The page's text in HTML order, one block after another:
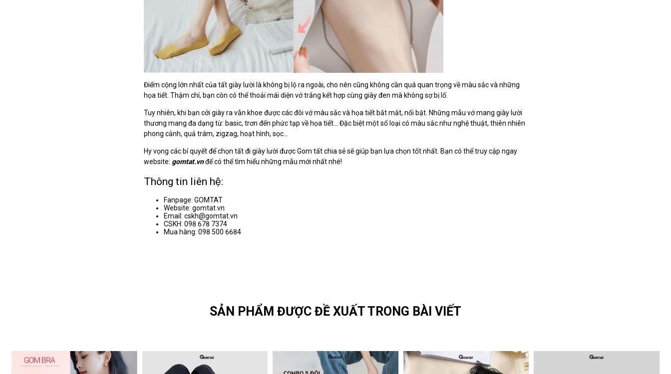
Điểm cộng lớn nhất của tất giày lười là không bị lộ ra ngoài, cho nên cũng không cần quá quan trọng về màu sắc và những
họa tiết. Thậm chí, bạn còn có thể thoải mái diện vớ trắng kết hợp cùng giày đen mà không sợ bị lố.
Tuy nhiên, khi bạn cởi giày ra vẫn khoe được các đôi vớ màu sắc và họa tiết bắt mắt, nổi bật. Những mẫu vớ mang giày lười
thương mang đa dạng từ: basic, trơn đến phức tạp về họa tiết… Đặc biệt một số loại có màu sắc như nghệ thuật, thiên nhiên
phong cảnh, quả trám, zigzag, hoạt hình, sọc…
Hy vọng các bí quyết để chọn tất đi giày lười được Gom tất chia sẻ sẽ giúp bạn lựa chọn tốt nhất. Bạn có thể truy cập ngay
website: gomtat.vnđể có thể tìm hiểu những mẫu mới nhất nhé!
Thông tin liên hệ:
Fanpage: GOMTAT
Website: gomtat.vn
Email: cskh@gomtat.vn
CSKH: 098 678 7374
Mua hàng: 098 500 6684
SẢN PHẨM ĐƯỢC ĐỀ XUẤT TRONG BÀI VIẾT